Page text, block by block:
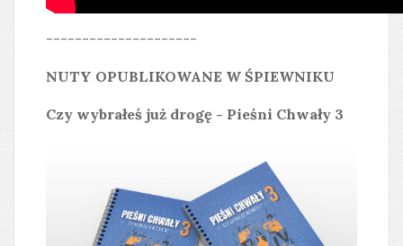
---------------------
NUTY OPUBLIKOWANE W ŚPIEWNIKU
Czy wybrałeś już drogę - Pieśni Chwały 3